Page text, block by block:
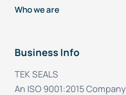
Who we are
Business Info
TEK SEALS
An ISO 9001:2015 Company